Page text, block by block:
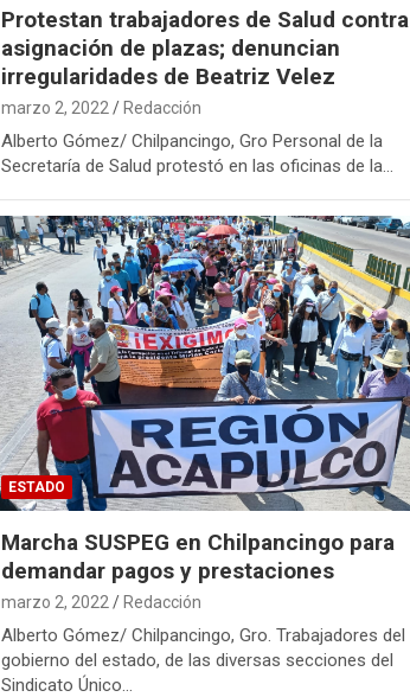
Protestan trabajadores de Salud contra
asignación de plazas; denuncian
irregularidades de Beatriz Velez
marzo 2, 2022 Redacción
Alberto Gómez/ Chilpancingo, Gro Personal de la
Secretaría de Salud protestó en las oficinas de la…
ESTADO
Marcha SUSPEG en Chilpancingo para
demandar pagos y prestaciones
marzo 2, 2022 Redacción
Alberto Gómez/ Chilpancingo, Gro. Trabajadores del
gobierno del estado, de las diversas secciones del
Sindicato Único…